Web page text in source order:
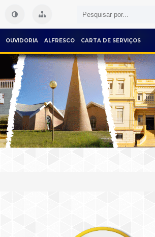
OUVIDORIA ALFRESCO CARTA DE SERVIÇOS